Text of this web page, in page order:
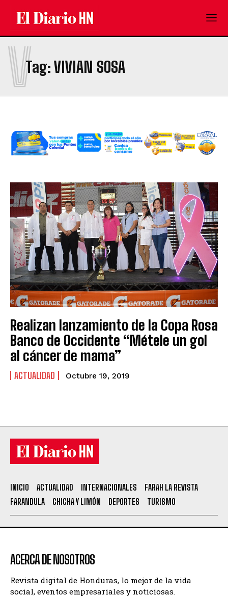
Tag:VIVIAN SOSA
V
Realizan lanzamiento de la Copa Rosa
Banco de Occidente “Métele un gol
al cáncer de mama”
ACTUALIDAD Octubre 19, 2019
INICIO ACTUALIDAD INTERNACIONALES
FARAH LA REVISTA
FARANDULA
CHICHA Y LIMÓN DEPORTES TURISMO
ACERCA DE NOSOTROS
Revista digital de Honduras, lo mejor de la vida
social, eventos empresariales y noticiosas.